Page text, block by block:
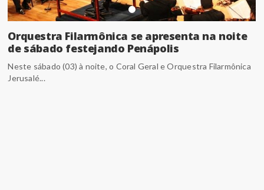
Orquestra Filarmônica se apresenta na noite
de sábado festejando Penápolis
Neste sábado (03) à noite, o Coral Geral e Orquestra Filarmônica
Jerusalé...